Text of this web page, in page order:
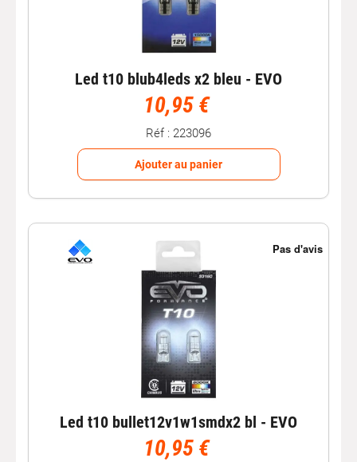
Led t10 blub4leds x2 bleu - EVO
10,95 €
Réf : 223096
Ajouter au panier
Led t10 bullet12v1w1smdx2 bl - EVO
10,95 €